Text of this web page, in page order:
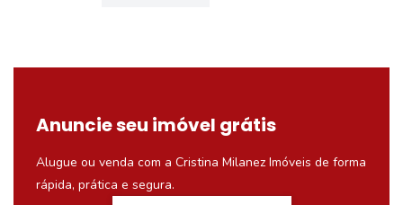
Anuncie seu imóvel grátis
Alugue ou venda com a Cristina Milanez Imóveis de forma
rápida, prática e segura.